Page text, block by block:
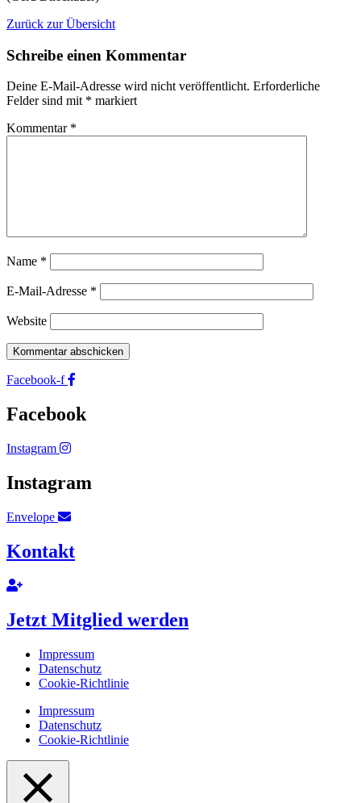
Zurück zur Übersicht
Schreibe einen Kommentar
Deine E-Mail-Adresse wird nicht veröffentlicht. Erforderliche
Felder sind mit * markiert
Kommentar *
Name *
E-Mail-Adresse *
Website
Facebook-f
Facebook
Instagram
Instagram
Envelope
Kontakt
Jetzt Mitglied werden
Impressum
Datenschutz
Cookie-Richtlinie
Impressum
Datenschutz
Cookie-Richtlinie